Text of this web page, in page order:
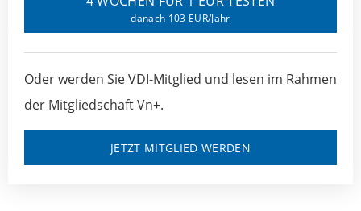
danach 103 EUR/Jahr
Oder werden Sie VDI-Mitglied und lesen im Rahmen
der Mitgliedschaft Vn+.
JETZT MITGLIED WERDEN